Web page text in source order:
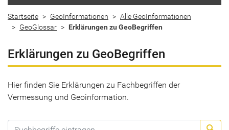
Startseite GeoInformationen
Alle GeoInformationen
GeoGlossar
Erklärungen zu GeoBegriffen
Erklärungen zu GeoBegriffen
Hier finden Sie Erklärungen zu Fachbegriffen der
Vermessung und Geoinformation.